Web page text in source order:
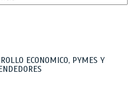
ECONOMICO, PYMES Y